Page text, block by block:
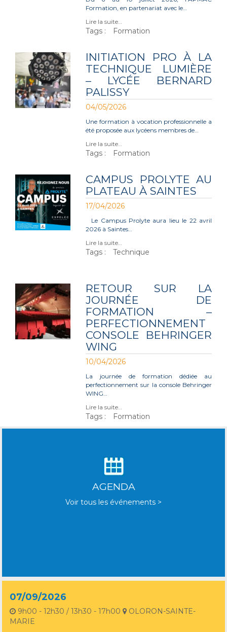
Formation, en partenariat avec le…
Lire la suite…
Tags : Formation
INITIATION PRO À LA
TECHNIQUE LUMIÈRE
– LYCÉE BERNARD
PALISSY
04/05/2026
Une formation à vocation professionnelle a
été proposée aux lycéens membres de…
Lire la suite…
Tags : Formation
CAMPUS PROLYTE AU
PLATEAU À SAINTES
17/04/2026
Le Campus Prolyte aura lieu le 22 avril
2026 à Saintes…
Lire la suite…
Tags : Technique
RETOUR SUR LA
JOURNÉE DE
FORMATION –
PERFECTIONNEMENT
CONSOLE BEHRINGER
WING
10/04/2026
La journée de formation dédiée au
perfectionnement sur la console Behringer
WING…
Lire la suite…
Tags : Formation
AGENDA
Voir tous les événements >
07/09/2026
9h00 - 12h30 / 13h30 - 17h00
OLORON-SAINTE-
MARIE